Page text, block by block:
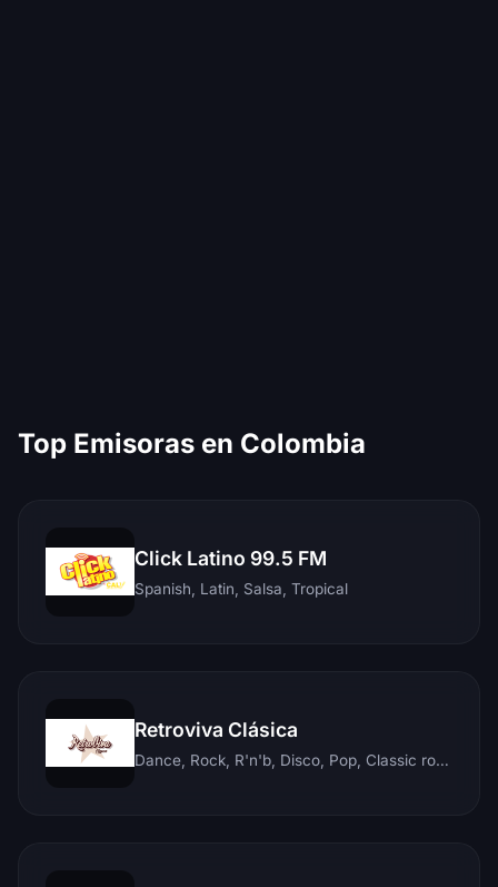
Top Emisoras en Colombia
Click Latino 99.5 FM
Spanish, Latin, Salsa, Tropical
Retroviva Clásica
Dance, Rock, R'n'b, Disco, Pop, Classic rock, Techno, Reggae